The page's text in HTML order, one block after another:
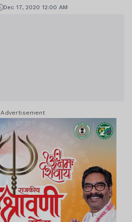
Dec 17, 2020 12:00 AM
Advertisement